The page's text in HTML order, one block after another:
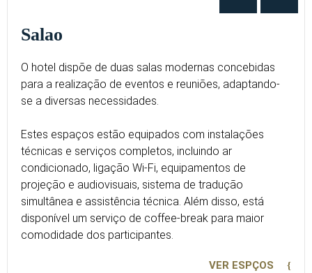
Salao
O hotel dispõe de duas salas modernas concebidas
para a realização de eventos e reuniões, adaptando-
se a diversas necessidades.
Estes espaços estão equipados com instalações
técnicas e serviços completos, incluindo ar
condicionado, ligação Wi-Fi, equipamentos de
projeção e audiovisuais, sistema de tradução
simultânea e assistência técnica. Além disso, está
disponível um serviço de coffee-break para maior
comodidade dos participantes.
VER ESPÇOS